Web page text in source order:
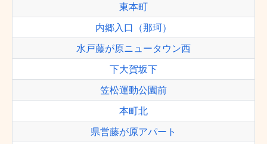
東本町
内郷入口（那珂）
水戸藤が原ニュータウン西
下大賀坂下
笠松運動公園前
本町北
県営藤が原アパート